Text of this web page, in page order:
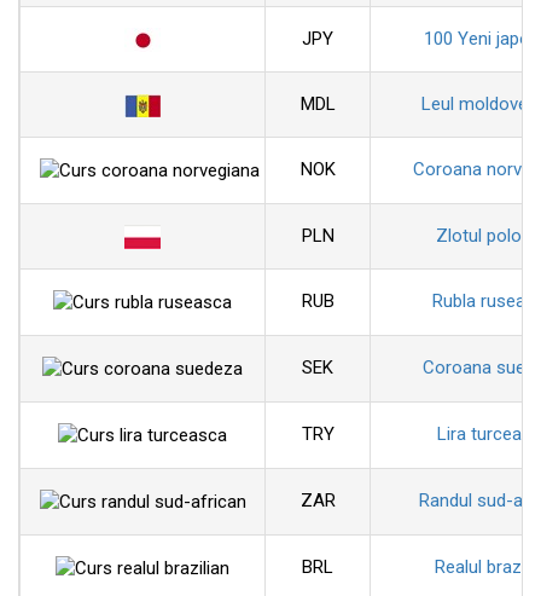
JPY 100 Yeni
MDL Leul
NOK Coroana
PLN Zlotul
RUB Rubla
SEK Coroana
TRY Lira
ZAR Randul sud-
BRL Realul